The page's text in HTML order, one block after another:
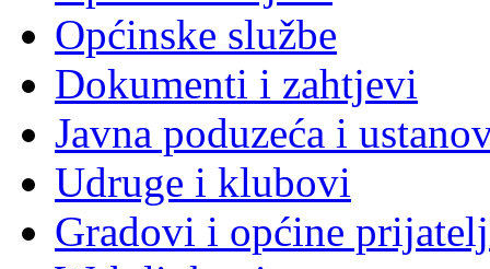
Općinske službe
Dokumenti i zahtjevi
Javna poduzeća i
Udruge i klubovi
Gradovi i općine